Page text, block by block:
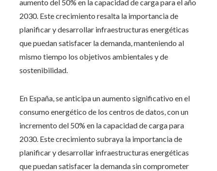
aumento del 50% en la capacidad de carga para el año
2030. Este crecimiento resalta la importancia de
planificar y desarrollar infraestructuras energéticas
que puedan satisfacer la demanda, manteniendo al
mismo tiempo los objetivos ambientales y de
sostenibilidad.
En España, se anticipa un aumento significativo en el
consumo energético de los centros de datos, con un
incremento del 50% en la capacidad de carga para
2030. Este crecimiento subraya la importancia de
planificar y desarrollar infraestructuras energéticas
que puedan satisfacer la demanda sin comprometer